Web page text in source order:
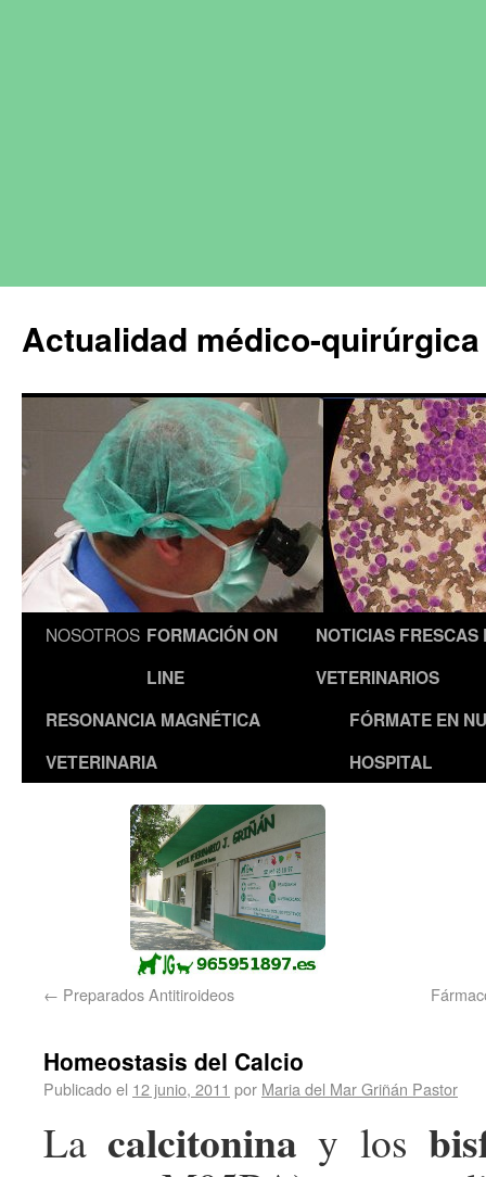
Actualidad médico-
NOSOTROS FORMACIÓN ON
LINE
NOTICIAS FRESCAS
VETERINARIOS
RESONANCIA MAGNÉTICA
VETERINARIA
FÓRMATE EN
HOSPITAL
← Preparados Antitiroideos
Homeostasis del Calcio
Publicado el 12 junio, 2011 por Maria del Mar Griñán Pastor
La calcitonina y los